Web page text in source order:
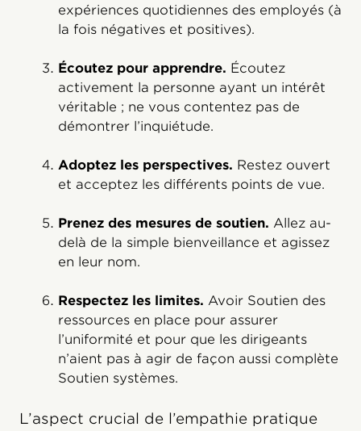
expériences quotidiennes des employés (à
la fois négatives et positives).
Écoutez pour apprendre. Écoutez
activement la personne ayant un intérêt
véritable ; ne vous contentez pas de
démontrer l’inquiétude.
Adoptez les perspectives. Restez ouvert
et acceptez les différents points de vue.
Prenez des mesures de soutien. Allez au-
delà de la simple bienveillance et agissez
en leur nom.
Respectez les limites. Avoir Soutien des
ressources en place pour assurer
l’uniformité et pour que les dirigeants
n’aient pas à agir de façon aussi complète
Soutien systèmes.
L’aspect crucial de l’empathie pratique